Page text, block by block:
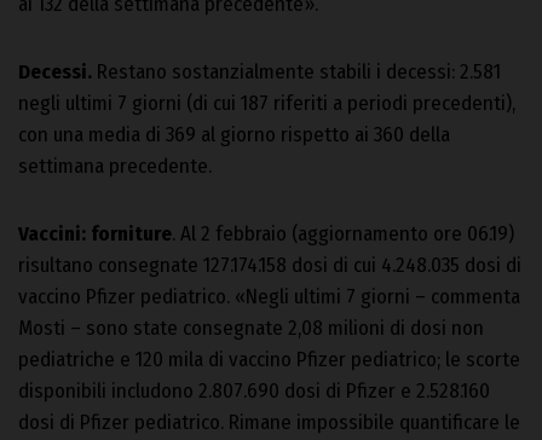
Decessi. Restano sostanzialmente stabili i decessi: 2.581
negli ultimi 7 giorni (di cui 187 riferiti a periodi precedenti),
con una media di 369 al giorno rispetto ai 360 della
settimana precedente.
Vaccini: forniture. Al 2 febbraio (aggiornamento ore 06.19)
risultano consegnate 127.174.158 dosi di cui 4.248.035 dosi di
vaccino Pfizer pediatrico. «Negli ultimi 7 giorni – commenta
Mosti – sono state consegnate 2,08 milioni di dosi non
pediatriche e 120 mila di vaccino Pfizer pediatrico; le scorte
disponibili includono 2.807.690 dosi di Pfizer e 2.528.160
dosi di Pfizer pediatrico. Rimane impossibile quantificare le